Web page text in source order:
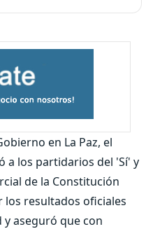
en La Paz, el
a los partidarios del 'Sí' y
de la Constitución
los resultados oficiales
aseguró que con